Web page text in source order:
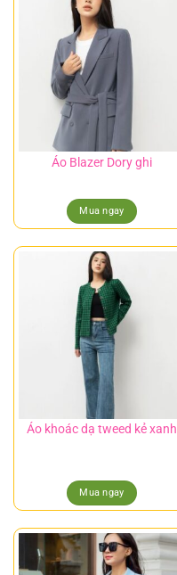
Áo Blazer Dory ghi
Mua ngay
Áo khoác dạ tweed kẻ xanh
Mua ngay